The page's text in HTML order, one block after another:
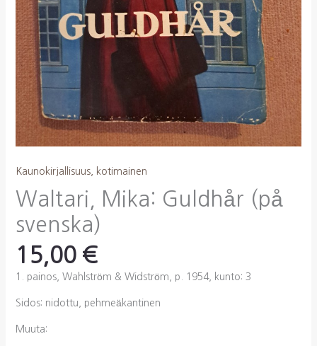
Kaunokirjallisuus, kotimainen
Waltari, Mika: Guldhår (på
svenska)
15,00 €
1. painos, Wahlström & Widström, p. 1954, kunto: 3
Sidos: nidottu, pehmeäkantinen
Muuta: